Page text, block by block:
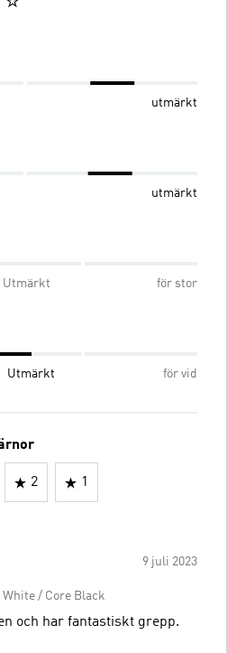
utmärkt
utmärkt
Utmärkt för stor
Utmärkt för vid
2 1
9 juli 2023
/ Core Black
och har fantastiskt grepp.